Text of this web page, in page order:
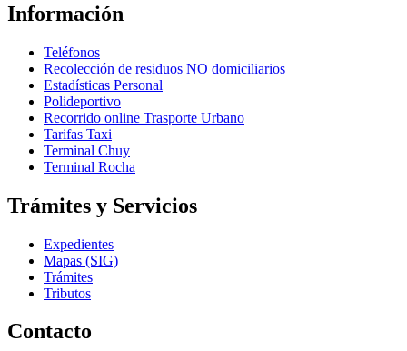
Información
Teléfonos
Recolección de residuos NO domiciliarios
Estadísticas Personal
Polideportivo
Recorrido online Trasporte Urbano
Tarifas Taxi
Terminal Chuy
Terminal Rocha
Trámites y Servicios
Expedientes
Mapas (SIG)
Trámites
Tributos
Contacto